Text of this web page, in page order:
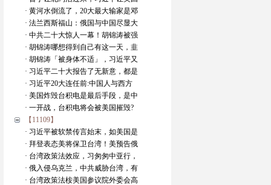
· 黄河水倒流了，20大最大输家是邓
· 法兰西斯福山：俄国与中国尽显大
· 中共二十大惊人一幕！胡锦涛被强
· 胡锦涛哪想得到自己有这一天，韭
· 胡锦涛「被身体不适」，习近平又
· 习近平二十大报告了无新意，都是
· 习近平20大连任前:中国人与西方
· 美国炸毁台积电是最后手段，是中
· 一开战，台积电将会被美国摧毁?
【11109】
· 习近平被软禁传言始末，如美国是
· 拜登表态美将保卫台湾！美预告俄
· 台湾政策法效应，习匆匆中亚行，
· 俄入侵乌克兰，中共威胁台湾，有
· 台湾政策法桉美国参议院外委会高